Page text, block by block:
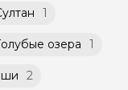
заставит
тура и
соглашения
могут
количество
1
озера 1
2